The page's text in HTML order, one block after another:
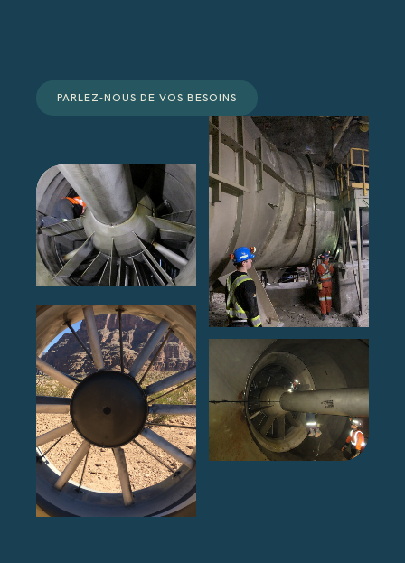
PARLEZ-NOUS DE VOS BESOINS